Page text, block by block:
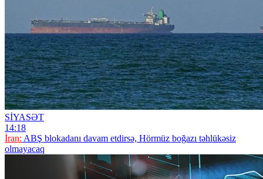
SİYASƏT
14:18
İran: ABŞ blokadanı davam etdirsə, Hörmüz boğazı təhlükəsiz
olmayacaq